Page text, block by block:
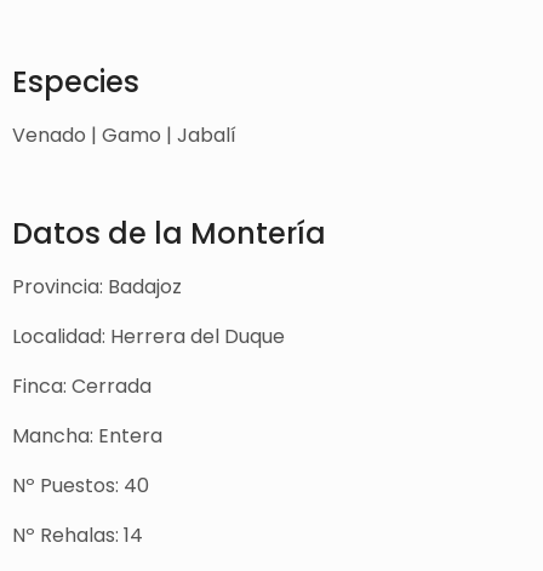
Especies
Venado | Gamo | Jabalí
Datos de la Montería
Provincia: Badajoz
Localidad: Herrera del Duque
Finca: Cerrada
Mancha: Entera
Nº Puestos: 40
Nº Rehalas: 14